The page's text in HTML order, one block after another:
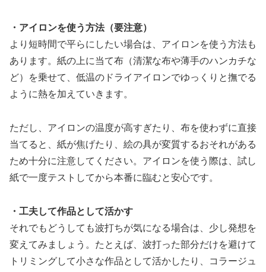
・アイロンを使う方法（要注意）
より短時間で平らにしたい場合は、アイロンを使う方法も
あります。紙の上に当て布（清潔な布や薄手のハンカチな
ど）を乗せて、低温のドライアイロンでゆっくりと撫でる
ように熱を加えていきます。
ただし、アイロンの温度が高すぎたり、布を使わずに直接
当てると、紙が焦げたり、絵の具が変質するおそれがある
ため十分に注意してください。アイロンを使う際は、試し
紙で一度テストしてから本番に臨むと安心です。
・工夫して作品として活かす
それでもどうしても波打ちが気になる場合は、少し発想を
変えてみましょう。たとえば、波打った部分だけを避けて
トリミングして小さな作品として活かしたり、コラージュ